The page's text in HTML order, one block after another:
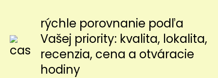
rýchle porovnanie podľa
Vašej priority: kvalita, lokalita,
recenzia, cena a otváracie
hodiny